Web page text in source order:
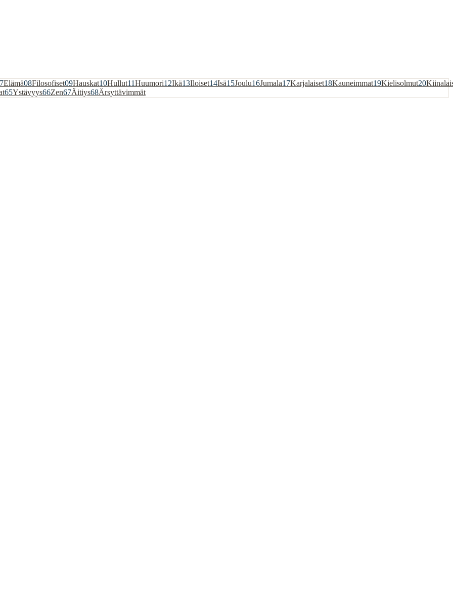
Elämä08Filosofiset09Hauskat10Hullut11Huumori12Ikä13Iloiset14Isä15Joulu16Jumala17Karjalaiset18Kauneimmat19Kielisolmut20
65Ystävyys66Zen67Äitiys68Ärsyttävimmät